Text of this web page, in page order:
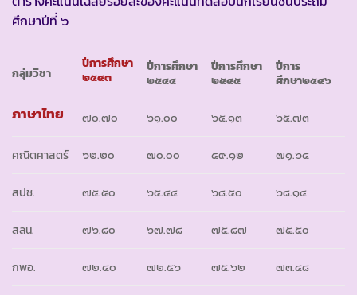
ศึกษาปีที่ ๖
กลุ่มวิชา
ปีการศึกษา
๒๕๔๓
ปีการศึกษา
๒๕๔๔
ปีการศึกษา
๒๕๔๕
ปีการ
ศึกษา๒๕๔๖
ภาษาไทย ๗๐.๗๐ ๖๑.๐๐ ๖๕.๑๓ ๖๕.๗๓
คณิตศาสตร์ ๖๒.๒๐ ๗๐.๐๐ ๕๙.๑๒ ๗๑.๖๔
สปช. ๗๕.๕๐ ๖๕.๔๔ ๖๘.๕๐ ๖๘.๑๔
สลน. ๗๖.๘๐ ๖๗.๗๘ ๗๕.๘๗ ๗๕.๕๐
กพอ. ๗๒.๔๐ ๗๒.๕๖ ๗๕.๖๒ ๗๓.๔๘